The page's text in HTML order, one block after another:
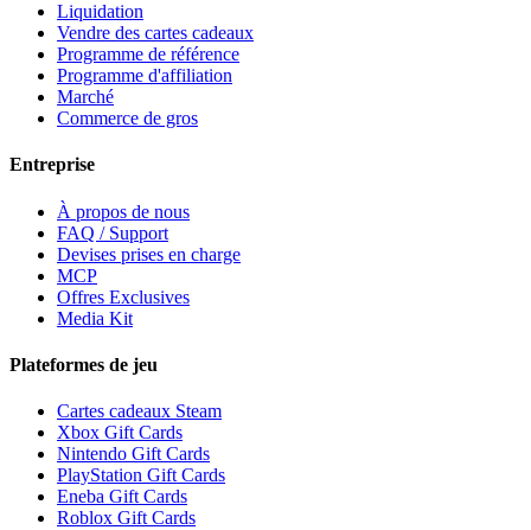
Liquidation
Vendre des cartes cadeaux
Programme de référence
Programme d'affiliation
Marché
Commerce de gros
Entreprise
À propos de nous
FAQ / Support
Devises prises en charge
MCP
Offres Exclusives
Media Kit
Plateformes de jeu
Cartes cadeaux Steam
Xbox Gift Cards
Nintendo Gift Cards
PlayStation Gift Cards
Eneba Gift Cards
Roblox Gift Cards